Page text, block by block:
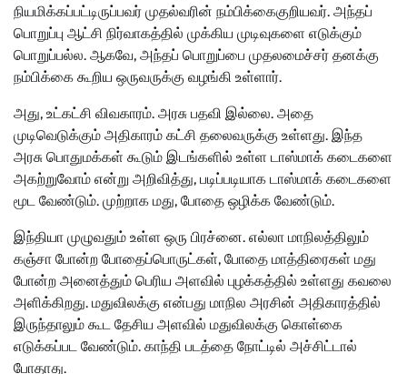
நியமிக்கப்பட்டிருப்பவர் முதல்வரின் நம்பிக்கைகுறியவர். அந்தப்
பொறுப்பு ஆட்சி நிர்வாகத்தில் முக்கிய முடிவுகளை எடுக்கும்
பொறுப்பல்ல. ஆகவே, அந்தப் பொறுப்பை முதலமைச்சர் தனக்கு
நம்பிக்கை கூறிய ஒருவருக்கு வழங்கி உள்ளார்.
அது, உட்கட்சி விவகாரம். அரசு பதவி இல்லை. அதை
முடிவெடுக்கும் அதிகாரம் கட்சி தலைவருக்கு உள்ளது. இந்த
அரசு பொதுமக்கள் கூடும் இடங்களில் உள்ள டாஸ்மாக் கடைகளை
அகற்றுவோம் என்று அறிவித்து, படிப்படியாக டாஸ்மாக் கடைகளை
மூட வேண்டும். முற்றாக மது, போதை ஒழிக்க வேண்டும்.
இந்தியா முழுவதும் உள்ள ஒரு பிரச்னை. எல்லா மாநிலத்திலும்
கஞ்சா போன்ற போதைப்பொருட்கள், போதை மாத்திரைகள் மது
போன்ற அனைத்தும் பெரிய அளவில் புழக்கத்தில் உள்ளது கவலை
அளிக்கிறது. மதுவிலக்கு என்பது மாநில அரசின் அதிகாரத்தில்
இருந்தாலும் கூட தேசிய அளவில் மதுவிலக்கு கொள்கை
எடுக்கப்பட வேண்டும். காந்தி படத்தை நோட்டில் அச்சிட்டால்
போதாது.